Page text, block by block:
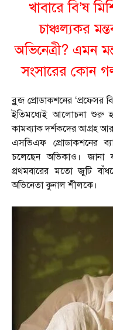
খাবারে বি’ষ
চাঞ্চল্যকর
অভিনেত্রী? এমন
সংসারের কোন
ব্লুজ প্রোডাকশনের ‘প্রফেসর
ইতিমধ্যেই আলোচনা শুরু
কামব্যাক দর্শকদের আগ্রহ
এসভিএফ প্রোডাকশনের
চলেছেন অভিকাও। জানা
প্রথমবারের মতো জুটি
অভিনেতা কুনাল শীলকে।